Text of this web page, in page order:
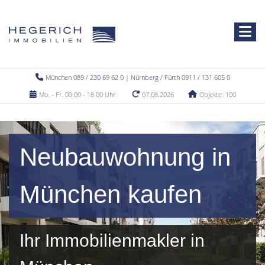
München 089 / 230 69 62 0 | Nürnberg / Fürth 0911 / 131 605 0
Mo. - Fr. 09.00 - 18.00 Uhr
07.08.2026 Objekte: 100
Neubauwohnung in
München kaufen
Ihr Immobilienmakler in